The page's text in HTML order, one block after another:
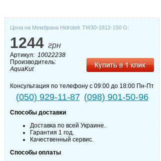
Цена на Мембрана Hidrotek TW30-1812-150 G:
1244 грн
Артикул: 10022238
Производитель:
AquaKut
Консультация по телефону с 09:00 до 18:00 Пн-Пт
(050) 929-11-87 (098) 901-50-96
Способы доставки
Доставка по всей Украине.
Гарантия 1 год.
Качественный сервис.
Способы оплаты